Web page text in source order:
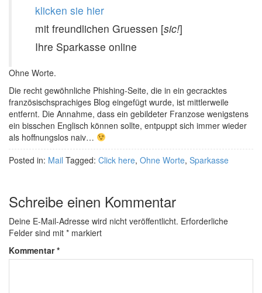
klicken sie hier
mit freundlichen Gruessen [sic!]
Ihre Sparkasse online
Ohne Worte.
Die recht gewöhnliche Phishing-Seite, die in ein gecracktes
französischsprachiges Blog eingefügt wurde, ist mittlerweile
entfernt. Die Annahme, dass ein gebildeter Franzose wenigstens
ein bisschen Englisch können sollte, entpuppt sich immer wieder
als hoffnungslos naiv…
Posted in: Mail Tagged: Click here, Ohne Worte, Sparkasse
Schreibe einen Kommentar
Deine E-Mail-Adresse wird nicht veröffentlicht. Erforderliche
Felder sind mit * markiert
Kommentar*